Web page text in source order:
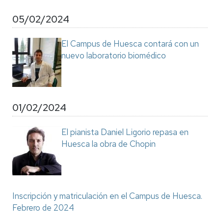
05/02/2024
El Campus de Huesca contará con un
nuevo laboratorio biomédico
01/02/2024
El pianista Daniel Ligorio repasa en
Huesca la obra de Chopin
Inscripción y matriculación en el Campus de Huesca.
Febrero de 2024